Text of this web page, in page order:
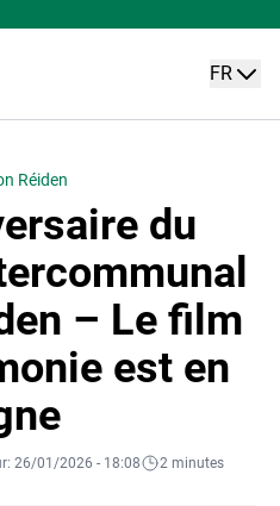
FR
Réiden
du
– Le film
est en
26/01/2026 - 18:08
2 minutes